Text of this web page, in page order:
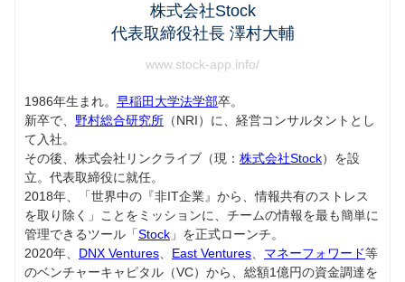
株式会社Stock
代表取締役社長 澤村大輔
www.stock-app.info/
1986年生まれ。 早稲田大学法学部卒。
新卒で、 野村総合研究所 （NRI）に、経営コンサルタントとし
て入社。
その後、株式会社リンクライブ（現： 株式会社Stock）を設
立。代表取締役に就任。
2018年、「世界中の『非IT企業』から、情報共有のストレス
を取り除く」ことをミッションに、チームの情報を最も簡単に
管理できるツール「Stock 」を正式ローンチ。
2020年、 DNX Ventures East Ventures マネーフォワード等
のベンチャーキャピタル（VC）から、総額1億円の資金調達を